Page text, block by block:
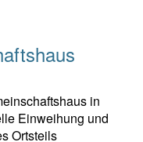
in
Einweihung und
Ortsteils